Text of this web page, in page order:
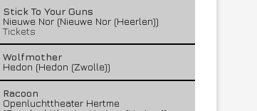
Stick To Your Guns
Nieuwe Nor (Nieuwe Nor (Heerlen))
Tickets
Wolfmother
Hedon (Hedon (Zwolle))
Racoon
Openluchttheater Hertme